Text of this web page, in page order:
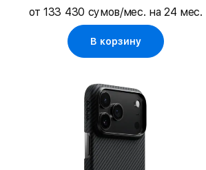
от 133 430 сумов/мес. на 24 мес.
В корзину